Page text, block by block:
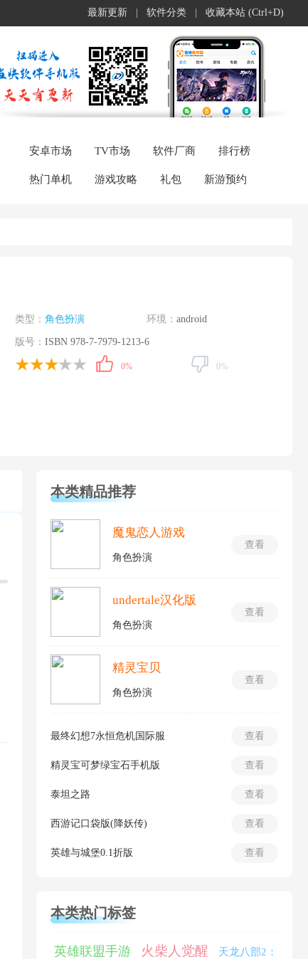
最新更新 软件分类 收藏本站 (Ctrl+D)
安卓市场 TV市场 软件厂商 排行榜
热门单机 游戏攻略 礼包 新游预约
类型： 角色扮演 环境： android
版号： ISBN 978-7-7979-1213-6
0% 0%
本类精品推荐
查看
魔鬼恋人游戏
角色扮演
查看
undertale汉化版
角色扮演
查看
精灵宝贝
角色扮演
查看
最终幻想7永恒危机国际服
查看
精灵宝可梦绿宝石手机版
查看
泰坦之路
查看
西游记口袋版(降妖传)
查看
英雄与城堡0.1折版
本类热门标签
英雄联盟手游 火柴人觉醒 天龙八部2：